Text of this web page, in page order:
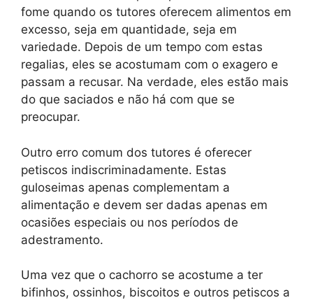
fome quando os tutores oferecem alimentos em
excesso, seja em quantidade, seja em
variedade. Depois de um tempo com estas
regalias, eles se acostumam com o exagero e
passam a recusar. Na verdade, eles estão mais
do que saciados e não há com que se
preocupar.
Outro erro comum dos tutores é oferecer
petiscos indiscriminadamente. Estas
guloseimas apenas complementam a
alimentação e devem ser dadas apenas em
ocasiões especiais ou nos períodos de
adestramento.
Uma vez que o cachorro se acostume a ter
bifinhos, ossinhos, biscoitos e outros petiscos a